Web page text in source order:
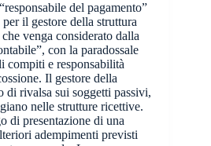
del pagamento”
il gestore della struttura
venga considerato dalla
con la paradossale
compiti e responsabilità
Il gestore della
di rivalsa sui soggetti passivi,
nelle strutture ricettive.
di presentazione di una
adempimenti previsti